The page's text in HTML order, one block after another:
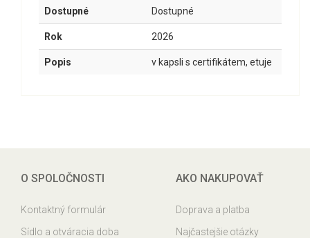
Dostupné Dostupné
Rok 2026
Popis v kapsli s certifikátem, etuje
O SPOLOČNOSTI
Kontaktný formulár
Sídlo a otváracia doba
AKO NAKUPOVAŤ
Doprava a platba
Najčastejšie otázky